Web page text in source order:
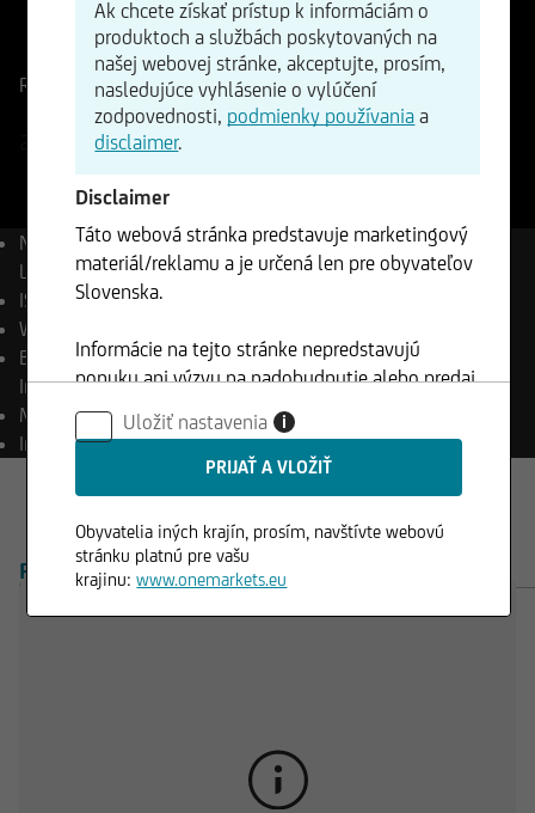
DE000A2P3UE9
WKN
A2P3UE
Referenčná cena843,18BodyZmena
-0,41%-3,49
23.07.2026 - 22:00
Názov
UC ESG Goods for
Life Strategy Index
ISIN
DE000A2P3UE9
WKN
Bloomberg QUIXG4LS
Index
Mena
EUR
Investičný pomer 60,00 %
PREHĽAD PRODUKTY
Ak chcete získať prístup k informáciám o
produktoch a službách poskytovaných na
našej webovej stránke, akceptujte, prosím,
nasledujúce vyhlásenie o vylúčení
zodpovednosti, podmienky používania a
disclaimer.
Disclaimer
Táto webová stránka predstavuje marketingový
materiál/reklamu a je určená len pre obyvateľov
Slovenska.
Informácie na tejto stránke nepredstavujú
ponuku ani výzvu na nadobudnutie alebo predaj
akýchkoľvek cenných papierov a nesmú byť
klientom použité v žiadnej jurisdikcií, kde je
takéto použitie zakázané.
Uložiť nastavenia i
Obyvatelia iných krajín, prosím, navštívte webovú
stránku platnú pre vašu
krajinu:www.onemarkets.eu